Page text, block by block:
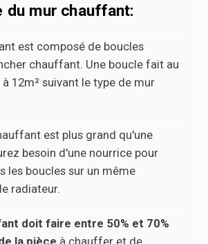
du mur chauffant:
est composé de boucles
chauffant. Une boucle fait au
12m² suivant le type de mur
est plus grand qu'une
besoin d'une nourrice pour
les boucles sur un même
radiateur.
doit faire entre 50% et 70%
la pièce à chauffer et de